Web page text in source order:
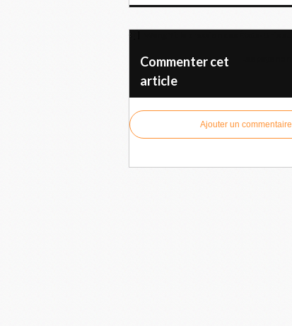
Commenter cet
article
Ajouter un commentaire